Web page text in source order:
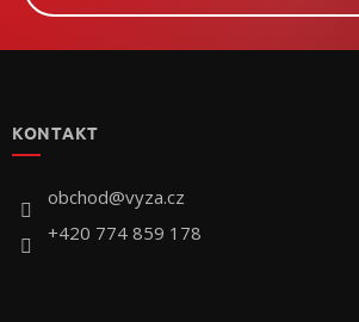
KONTAKT
obchod@vyza.cz
+420 774 859 178